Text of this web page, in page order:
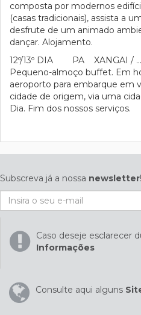
composta por modernos
(casas tradicionais), assista a
desfrute de um animado
dançar. Alojamento.
12º/13º DIA PA XANGAI / …
Pequeno-almoço buffet. Em
aeroporto para embarque em
cidade de origem, via uma
Dia. Fim dos nossos serviços.
Subscreva já a nossa newsletter!
Caso deseje esclarecer
Informações
Consulte aqui alguns